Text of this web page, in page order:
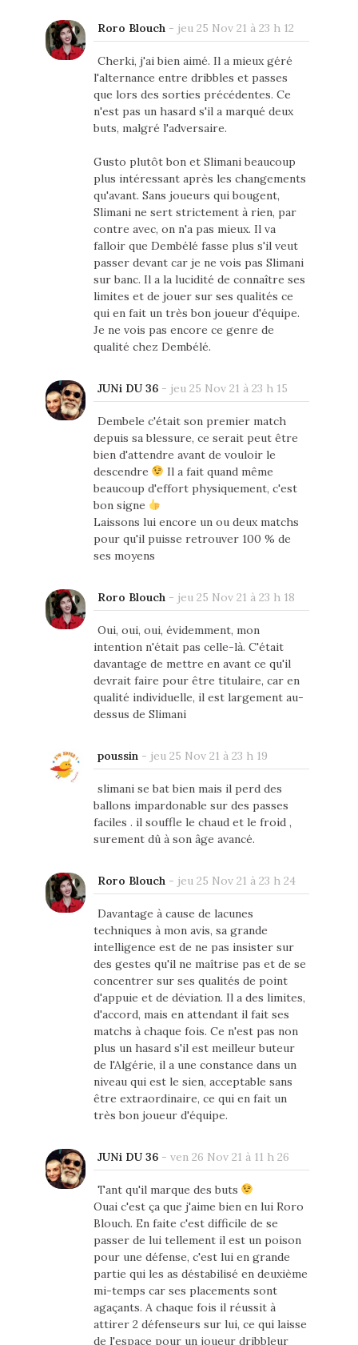
Roro Blouch- jeu 25 Nov 21 à 23 h 12
Cherki, j'ai bien aimé. Il a mieux géré
l'alternance entre dribbles et passes
que lors des sorties précédentes. Ce
n'est pas un hasard s'il a marqué deux
buts, malgré l'adversaire.
Gusto plutôt bon et Slimani beaucoup
plus intéressant après les changements
qu'avant. Sans joueurs qui bougent,
Slimani ne sert strictement à rien, par
contre avec, on n'a pas mieux. Il va
falloir que Dembélé fasse plus s'il veut
passer devant car je ne vois pas Slimani
sur banc. Il a la lucidité de connaître ses
limites et de jouer sur ses qualités ce
qui en fait un très bon joueur d'équipe.
Je ne vois pas encore ce genre de
qualité chez Dembélé.
JUNi DU 36- jeu 25 Nov 21 à 23 h 15
Dembele c'était son premier match
depuis sa blessure, ce serait peut être
bien d'attendre avant de vouloir le
descendre
Il a fait quand même
beaucoup d'effort physiquement, c'est
bon signe
Laissons lui encore un ou deux matchs
pour qu'il puisse retrouver 100 % de
ses moyens
Roro Blouch- jeu 25 Nov 21 à 23 h 18
Oui, oui, oui, évidemment, mon
intention n'était pas celle-là. C'était
davantage de mettre en avant ce qu'il
devrait faire pour être titulaire, car en
qualité individuelle, il est largement au-
dessus de Slimani
poussin- jeu 25 Nov 21 à 23 h 19
slimani se bat bien mais il perd des
ballons impardonable sur des passes
faciles . il souffle le chaud et le froid ,
surement dû à son âge avancé.
Roro Blouch- jeu 25 Nov 21 à 23 h 24
Davantage à cause de lacunes
techniques à mon avis, sa grande
intelligence est de ne pas insister sur
des gestes qu'il ne maîtrise pas et de se
concentrer sur ses qualités de point
d'appuie et de déviation. Il a des limites,
d'accord, mais en attendant il fait ses
matchs à chaque fois. Ce n'est pas non
plus un hasard s'il est meilleur buteur
de l'Algérie, il a une constance dans un
niveau qui est le sien, acceptable sans
être extraordinaire, ce qui en fait un
très bon joueur d'équipe.
JUNi DU 36- ven 26 Nov 21 à 11 h 26
Tant qu'il marque des buts
Ouai c'est ça que j'aime bien en lui Roro
Blouch. En faite c'est difficile de se
passer de lui tellement il est un poison
pour une défense, c'est lui en grande
partie qui les as déstabilisé en deuxième
mi-temps car ses placements sont
agaçants. A chaque fois il réussit à
attirer 2 défenseurs sur lui, ce qui laisse
de l'espace pour un joueur dribbleur